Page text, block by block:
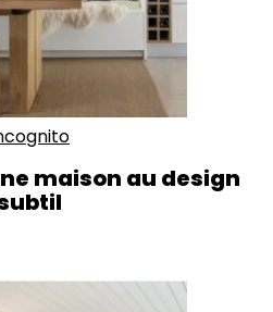
maison au design